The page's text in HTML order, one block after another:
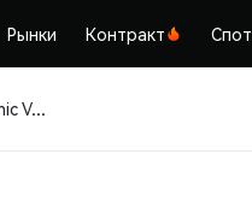
Рынки Контракт Спот
RSVUSDT (RedSonic Vault Tether USD)